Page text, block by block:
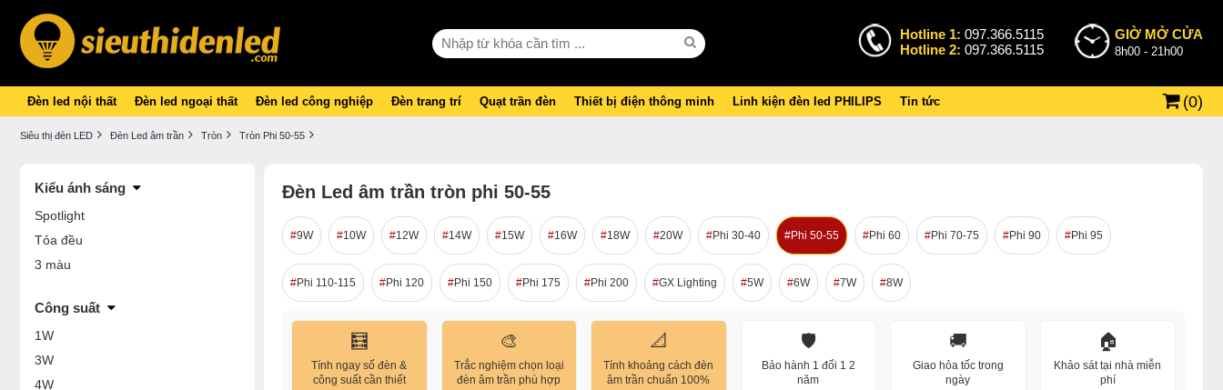
Hotline 1: 097.366.5115
Hotline 2: 097.366.5115
GIỜ MỞ CỬA
8h00 - 21h00
Đèn led nội thất Đèn led ngoại thất Đèn led công nghiệp Đèn trang trí Quạt trần đèn Thiết bị điện thông minh Linh kiện đèn led PHILIPS Tin tức (0)
Siêu thị đèn LED Đèn Led âm trần Tròn Tròn Phi 50-55
Kiểu ánh sáng
Spotlight
Tỏa đều
3 màu
Công suất
1W
3W
4W
Đèn Led âm trần tròn phi 50-55
9W 10W 12W 14W 15W 16W 18W 20W Phi 30-40 Phi 50-55 Phi 60 Phi 70-75 Phi 90 Phi 95
Phi 110-115 Phi 120 Phi 150 Phi 175 Phi 200 GX Lighting 5W 6W 7W 8W
🧮
Tính ngay số đèn &
công suất cần thiết
🎨
Trắc nghiệm chọn loại
đèn âm trần phù hợp
📐
Tính khoảng cách đèn
âm trần chuẩn 100%
🛡️
Bảo hành 1 đổi 1 2
năm
🚚
Giao hỏa tốc trong
ngày
🏠
Khảo sát tại nhà miễn
phí